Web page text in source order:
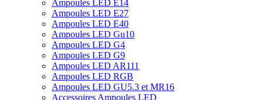
Ampoules LED E14
Ampoules LED E27
Ampoules LED E40
Ampoules LED Gu10
Ampoules LED G4
Ampoules LED G9
Ampoules LED AR111
Ampoules LED RGB
Ampoules LED GU5.3 et MR16
Accessoires Ampoules LED